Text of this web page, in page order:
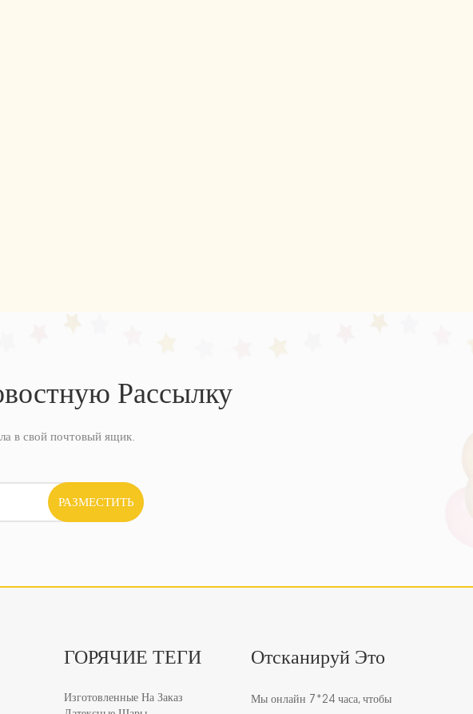
Рассылку
в свой почтовый ящик.
РАЗМЕСТИТЬ
ГОРЯЧИЕ ТЕГИ
Изготовленные На Заказ
Отсканируй Это
Мы онлайн 7*24 часа, чтобы